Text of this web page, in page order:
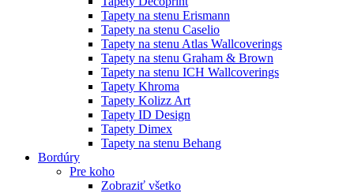
Tapety na stenu Erismann
Tapety na stenu Caselio
Tapety na stenu Atlas Wallcoverings
Tapety na stenu Graham & Brown
Tapety na stenu ICH Wallcoverings
Tapety Khroma
Tapety Kolizz Art
Tapety ID Design
Tapety Dimex
Tapety na stenu Behang
Bordúry
Pre koho
Zobraziť všetko